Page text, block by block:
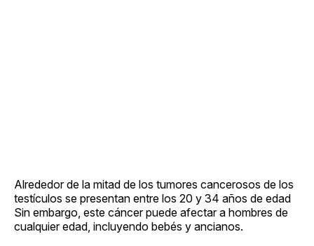
Alrededor de la mitad de los tumores cancerosos de los
testículos se presentan entre los 20 y 34 años de edad
Sin embargo, este cáncer puede afectar a hombres de
cualquier edad, incluyendo bebés y ancianos.